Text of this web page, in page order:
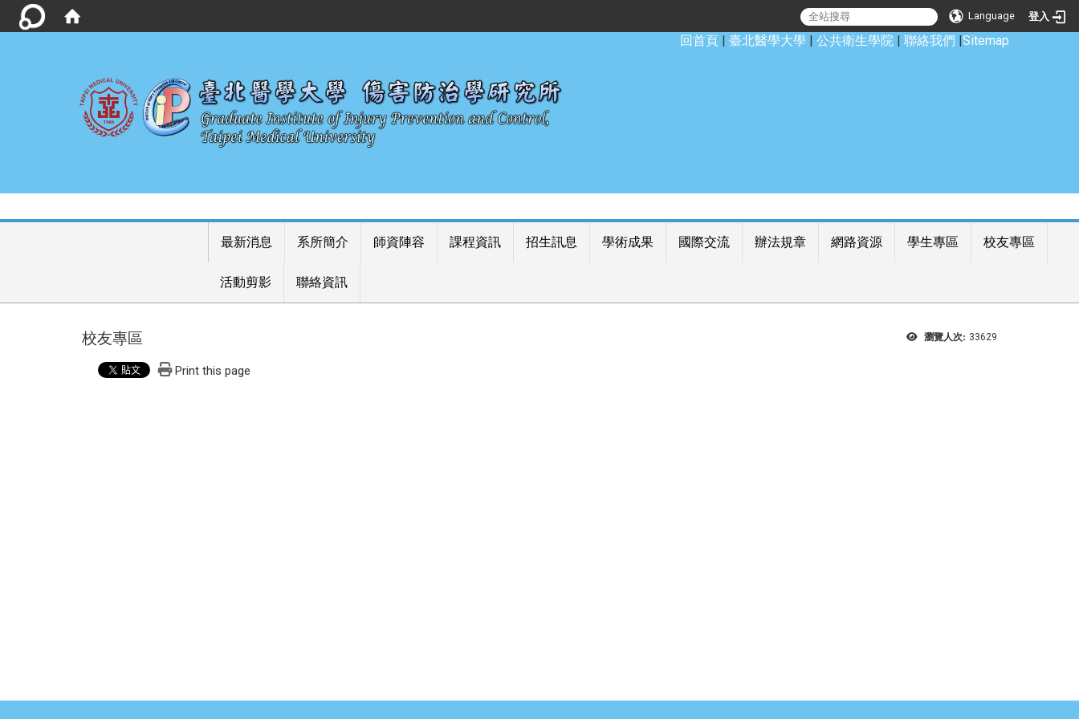
Language 登入
回首頁 | 臺北醫學大學 | 公共衛生學院 | 聯絡我們 |Sitemap
最新消息 系所簡介 師資陣容 課程資訊 招生訊息 學術成果 國際交流 辦法規章 網路資源 學生專區 校友專區
活動剪影 聯絡資訊
瀏覽人次: 33629
校友專區
Print this page